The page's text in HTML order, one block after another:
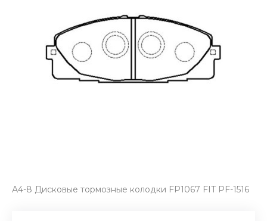
А4-8 Дисковые тормозные колодки FP1067 FIT PF-1516